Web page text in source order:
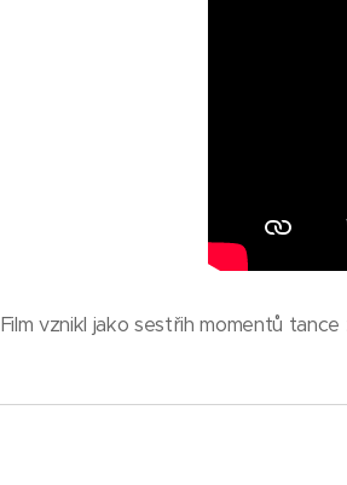
Film vznikl jako sestřih momentů